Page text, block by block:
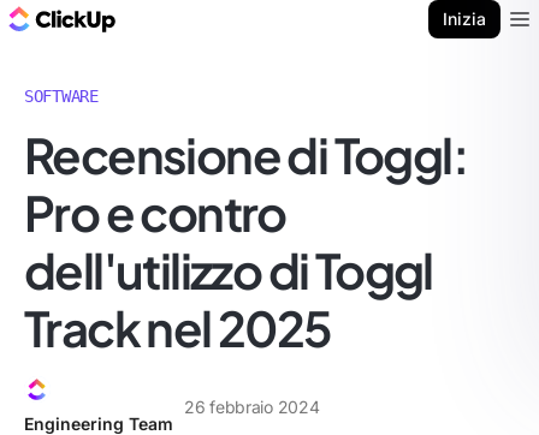
Inizia
SOFTWARE
Recensione di Toggl:
Pro e contro
dell'utilizzo di Toggl
Track nel 2025
Engineering Team
26 febbraio 2024